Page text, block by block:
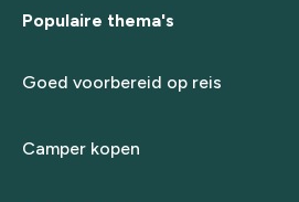
Populaire thema's
Goed voorbereid op reis
Camper kopen